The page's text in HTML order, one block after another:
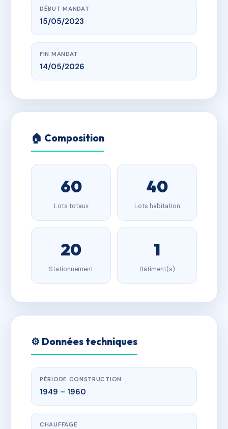
DÉBUT MANDAT
15/05/2023
FIN MANDAT
14/05/2026
🏠 Composition
60
Lots totaux
40
Lots habitation
20
Stationnement
1
Bâtiment(s)
⚙️ Données techniques
PÉRIODE CONSTRUCTION
1949 – 1960
CHAUFFAGE